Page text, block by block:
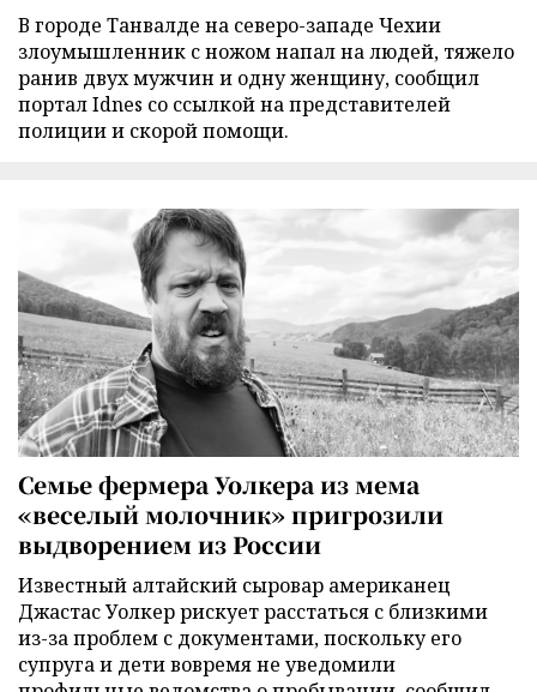
В городе Танвалде на северо-западе Чехии
злоумышленник с ножом напал на людей, тяжело
ранив двух мужчин и одну женщину, сообщил
портал Idnes со ссылкой на представителей
полиции и скорой помощи.
Семье фермера Уолкера из мема
«веселый молочник» пригрозили
выдворением из России
Известный алтайский сыровар американец
Джастас Уолкер рискует расстаться с близкими
из-за проблем с документами, поскольку его
супруга и дети вовремя не уведомили